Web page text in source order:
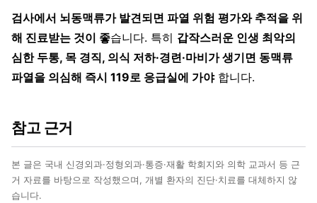
검사에서 뇌동맥류가 발견되면 파열 위험 평가와 추적을 위
해 진료받는 것이 좋습니다. 특히 갑작스러운 인생 최악의
심한 두통, 목 경직, 의식 저하·경련·마비가 생기면 동맥류
파열을 의심해 즉시 119로 응급실에 가야합니다.
참고 근거
본 글은 국내 신경외과·정형외과·통증·재활 학회지와 의학 교과서 등 근
거 자료를 바탕으로 작성했으며, 개별 환자의 진단·치료를 대체하지 않
습니다.